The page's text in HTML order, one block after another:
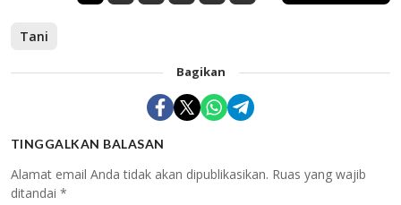
Tani
Bagikan
TINGGALKAN BALASAN
Alamat email Anda tidak akan dipublikasikan. Ruas yang wajib
ditandai *